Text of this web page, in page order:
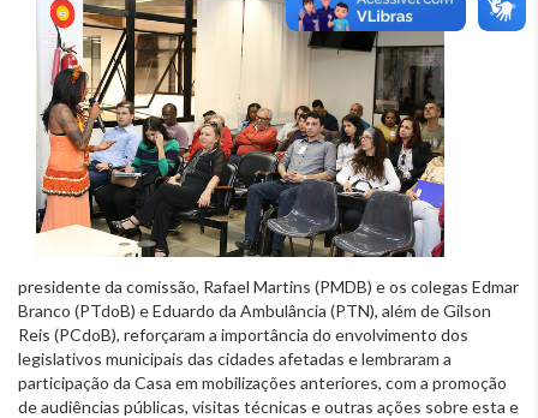
presidente da comissão, Rafael Martins (PMDB) e os colegas Edmar
Branco (PTdoB) e Eduardo da Ambulância (PTN), além de Gilson
Reis (PCdoB), reforçaram a importância do envolvimento dos
legislativos municipais das cidades afetadas e lembraram a
participação da Casa em mobilizações anteriores, com a promoção
de audiências públicas, visitas técnicas e outras ações sobre esta e